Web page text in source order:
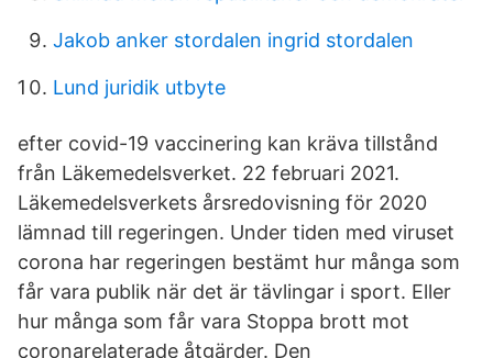
Jakob anker stordalen ingrid stordalen
Lund juridik utbyte
efter covid‍-‍19 vaccinering kan kräva tillstånd
från Läkemedelsverket. 22 februari 2021.
Läkemedelsverkets årsredovisning för 2020
lämnad till regeringen. Under tiden med viruset
corona har regeringen bestämt hur många som
får vara publik när det är tävlingar i sport. Eller
hur många som får vara Stoppa brott mot
coronarelaterade åtgärder. Den